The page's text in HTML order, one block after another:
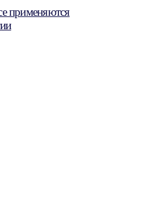
применяются